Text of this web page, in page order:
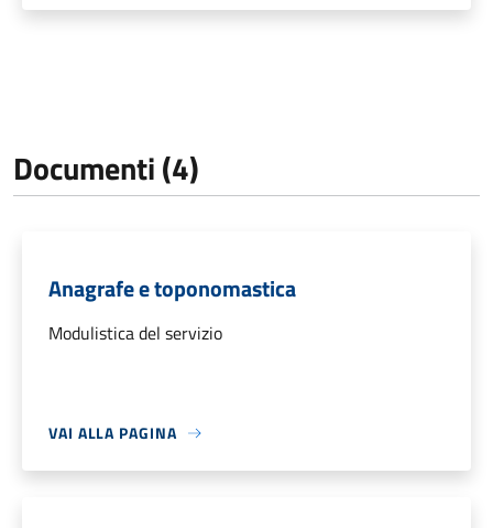
Documenti (4)
Anagrafe e toponomastica
Modulistica del servizio
VAI ALLA PAGINA